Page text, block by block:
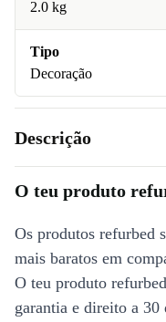
2.0 kg
Tipo
Decoração
Descrição
O teu produto
Os produtos refurbed
mais baratos em
O teu produto
garantia e direito a 30